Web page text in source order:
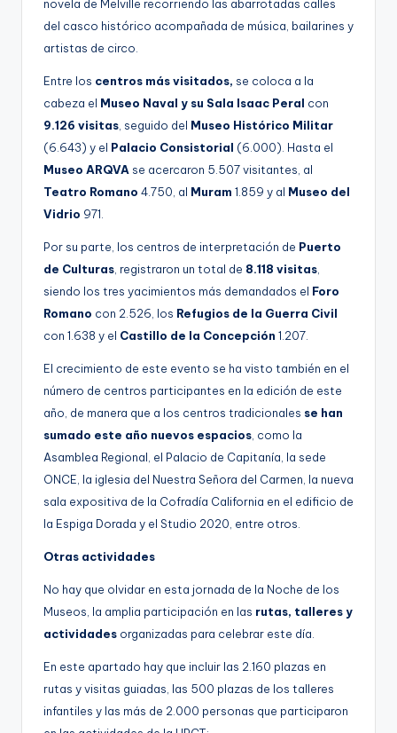
novela de Melville recorriendo las abarrotadas calles
del casco histórico acompañada de música, bailarines y
artistas de circo.
Entre los centros más visitados, se coloca a la
cabeza el Museo Naval y su Sala Isaac Peral con
9.126 visitas, seguido del Museo Histórico Militar
(6.643) y el Palacio Consistorial (6.000). Hasta el
Museo ARQVA se acercaron 5.507 visitantes, al
Teatro Romano 4.750, al Muram 1.859 y al Museo del
Vidrio 971.
Por su parte, los centros de interpretación de Puerto
de Culturas, registraron un total de 8.118 visitas,
siendo los tres yacimientos más demandados el Foro
Romano con 2.526, los Refugios de la Guerra Civil
con 1.638 y el Castillo de la Concepción 1.207.
El crecimiento de este evento se ha visto también en el
número de centros participantes en la edición de este
año, de manera que a los centros tradicionales se han
sumado este año nuevos espacios, como la
Asamblea Regional, el Palacio de Capitanía, la sede
ONCE, la iglesia del Nuestra Señora del Carmen, la nueva
sala expositiva de la Cofradía California en el edificio de
la Espiga Dorada y el Studio 2020, entre otros.
Otras actividades
No hay que olvidar en esta jornada de la Noche de los
Museos, la amplia participación en las rutas, talleres y
actividades organizadas para celebrar este día.
En este apartado hay que incluir las 2.160 plazas en
rutas y visitas guiadas, las 500 plazas de los talleres
infantiles y las más de 2.000 personas que participaron